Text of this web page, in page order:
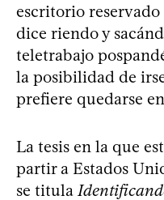
escritorio reservado
dice riendo y
teletrabajo
la posibilidad de
prefiere quedarse
La tesis en la que
partir a Estados
se titula